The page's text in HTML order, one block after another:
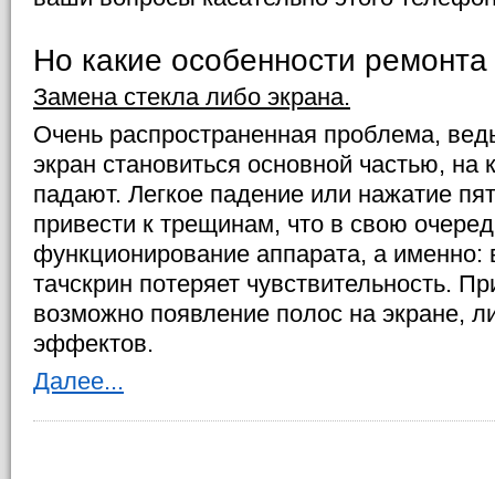
Но какие особенности
Замена стекла либо экрана.
Очень распространенная проблема,
экран становиться основной частью, на
падают. Легкое падение или нажатие
привести к трещинам, что в свою
функционирование аппарата, а именно:
тачскрин потеряет чувствительность.
возможно появление полос на экране,
эффектов.
Далее...